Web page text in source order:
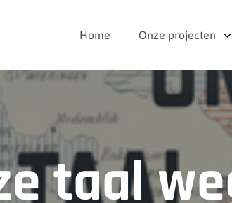
Home
Onze projecten
taal